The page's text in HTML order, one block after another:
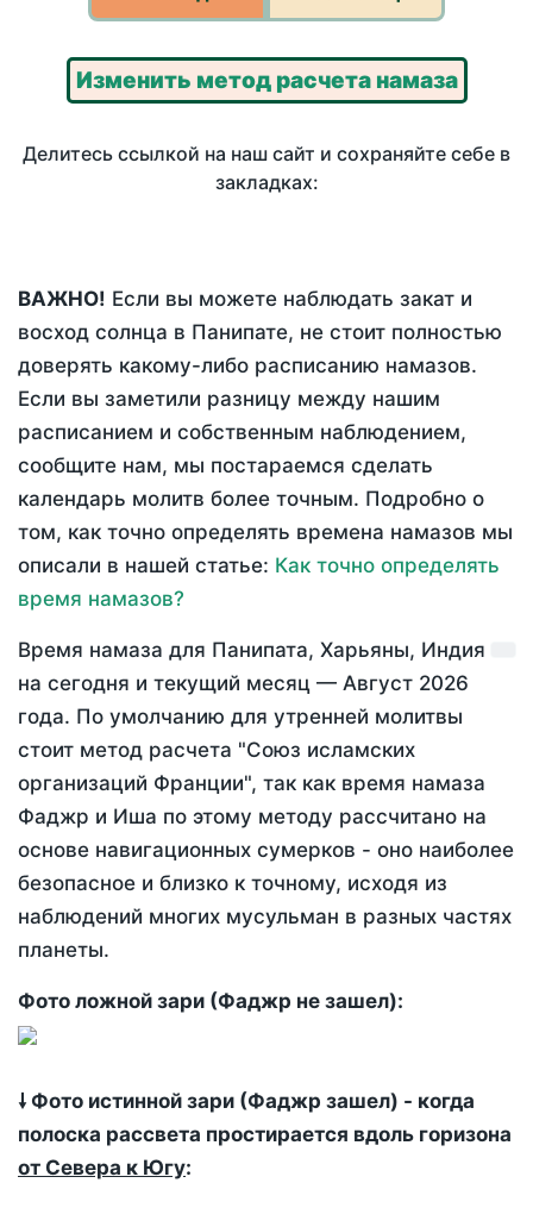
Изменить метод расчета намаза
Делитесь ссылкой на наш сайт и сохраняйте себе в
закладках:
ВАЖНО! Если вы можете наблюдать закат и
восход солнца в Панипате, не стоит полностью
доверять какому-либо расписанию намазов.
Если вы заметили разницу между нашим
расписанием и собственным наблюдением,
сообщите нам, мы постараемся сделать
календарь молитв более точным. Подробно о
том, как точно определять времена намазов мы
описали в нашей статье: Как точно определять
время намазов?
Время намаза для Панипата, Харьяны, Индия
на сегодня и текущий месяц — Август 2026
года. По умолчанию для утренней молитвы
стоит метод расчета "Союз исламских
организаций Франции", так как время намаза
Фаджр и Иша по этому методу рассчитано на
основе навигационных сумерков - оно наиболее
безопасное и близко к точному, исходя из
наблюдений многих мусульман в разных частях
планеты.
Фото ложной зари (Фаджр не зашел):
🠗 Фото истинной зари (Фаджр зашел) - когда
полоска рассвета простирается вдоль горизона
от Севера к Югу: